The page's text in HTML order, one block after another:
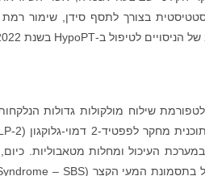
בצורך לתסף סידן, שימור רמת